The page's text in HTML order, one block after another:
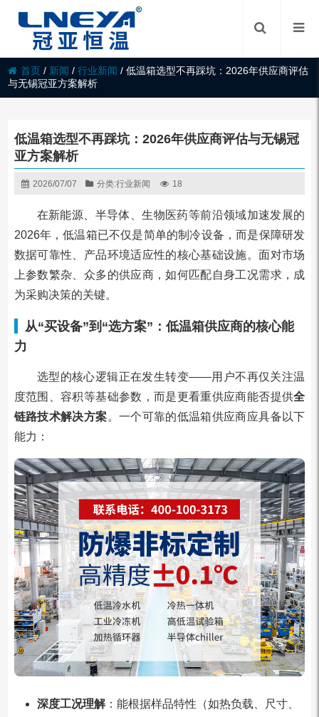
首页 / 新闻 /行业新闻 /低温箱选型不再踩坑：2026年供应商评估
与无锡冠亚方案解析
低温箱选型不再踩坑：2026年供应商评估与无锡冠
亚方案解析
2026/07/07 分类:行业新闻 18
在新能源、半导体、生物医药等前沿领域加速发展的
2026年，低温箱已不仅是简单的制冷设备，而是保障研发
数据可靠性、产品环境适应性的核心基础设施。面对市场
上参数繁杂、众多的供应商，如何匹配自身工况需求，成
为采购决策的关键。
从“买设备”到“选方案”：低温箱供应商的核心能
力
选型的核心逻辑正在发生转变——用户不再仅关注温
度范围、容积等基础参数，而是更看重供应商能否提供全
链路技术解决方案。一个可靠的低温箱供应商应具备以下
能力：
深度工况理解：能根据样品特性（如热负载、尺寸、